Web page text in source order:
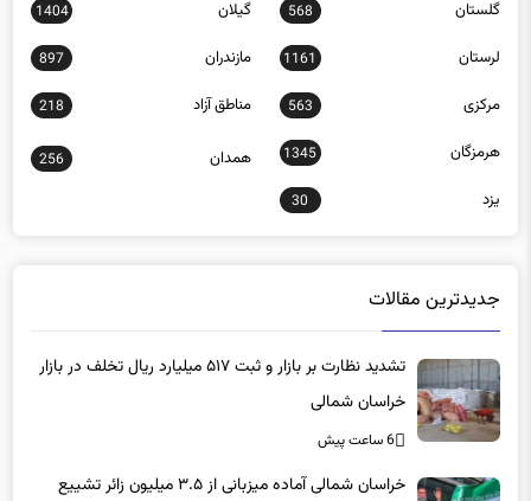
گلستان 568 گیلان 1404
لرستان 1161 مازندران 897
مرکزی 563 مناطق آزاد 218
هرمزگان 1345 همدان 256
یزد 30
جدیدترین مقالات
تشدید نظارت بر بازار و ثبت ۵۱۷ میلیارد ریال تخلف در بازار
خراسان شمالی
6 ساعت پیش
خراسان شمالی آماده میزبانی از ۳.۵ میلیون زائر تشییع